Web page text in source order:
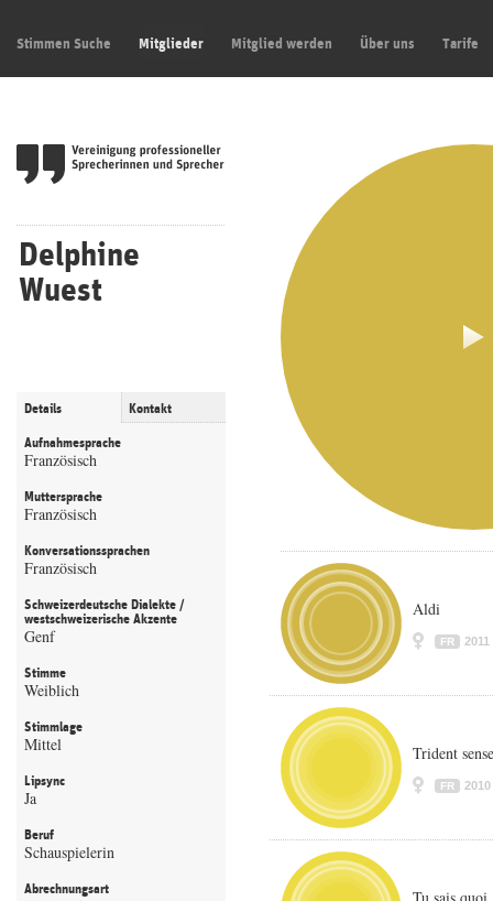
Stimmen Suche Mitglieder Mitglied werden Über uns Tarife
Delphine
Wuest
Details Kontakt
Aufnahmesprache
Französisch
Muttersprache
Französisch
Konversationssprachen
Französisch
Schweizerdeutsche Dialekte /
westschweizerische Akzente
Genf
Stimme
Weiblich
Stimmlage
Mittel
Lipsync
Ja
Beruf
Schauspielerin
Abrechnungsart
Aldi
FR 2011
Trident
FR 2010